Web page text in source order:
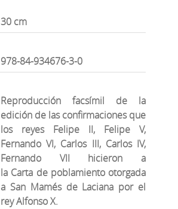
30 cm
978-84-934676-3-0
Reproducción facsímil de la
edición de las confirmaciones que
los reyes Felipe II, Felipe V,
Fernando VI, Carlos III, Carlos IV,
Fernando VII hicieron a
la Carta de poblamiento otorgada
a San Mamés de Laciana por el
rey Alfonso X.